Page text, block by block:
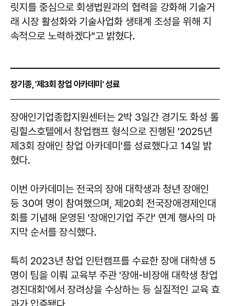
릿지를 중심으로 회생법원과의 협력을 강화해 기술거
래 시장 활성화와 기술사업화 생태계 조성을 위해 지
속적으로 노력하겠다"고 밝혔다.
장기종, '제3회 창업 아카데미' 성료
장애인기업종합지원센터는 2박 3일간 경기도 화성 롤
링힐스호텔에서 창업캠프 형식으로 진행된 '2025년
제3회 장애인 창업 아카데미'를 성료했다고 14일 밝
혔다.
이번 아카데미는 전국의 장애 대학생과 청년 장애인
등 30여 명이 참여했으며, 제20회 전국장애경제인대
회를 기념해 운영된 '장애인기업 주간' 연계 행사의 마
지막 순서를 장식했다.
특히 2023년 창업 인턴캠프를 수료한 장애 대학생 5
명이 팀을 이뤄 교육부 주관 '장애-비장애 대학생 창업
경진대회'에서 장려상을 수상하는 등 실질적인 교육 효